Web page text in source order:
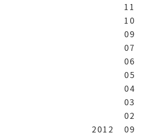
11
10
09
07
06
05
04
03
02
2012
09